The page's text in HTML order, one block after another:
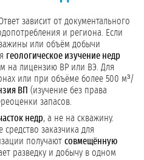
зависит от документального
и региона. Если
или объём добычи
геологическое изучение недр
на лицензию ВР или ВЭ. Для
или при объёме более 500 м³/
ВП (изучение без права
запасов.
недр, а не на скважину.
заказчика для
получают совмещённую
разведку и добычу в одном